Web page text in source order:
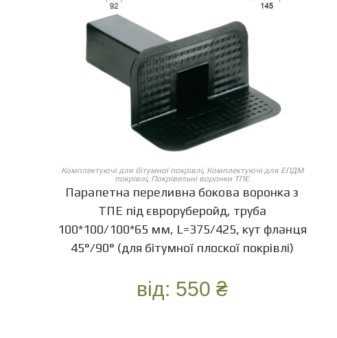
ОБЕРІТЬ ОПЦІЇ
Комплектуючі для бітумної покрівлі, Комплектуючі для ЕПДМ
покрівлі, Покрівельні воронки ТПЕ
Парапетна переливна бокова воронка з
ТПЕ під євроруберойд, труба
100*100/100*65 мм, L=375/425, кут фланця
45°/90° (для бітумної плоскої покрівлі)
від: 550 ₴